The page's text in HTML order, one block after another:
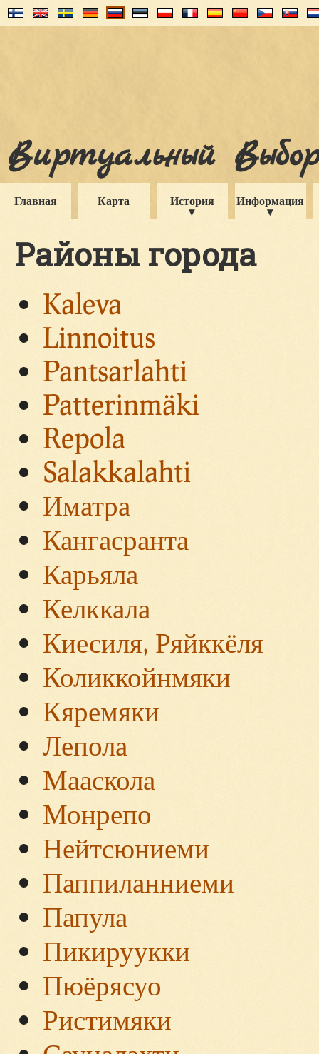
Виртуальный
Главная Карта История Информация
Районы города
Kaleva
Linnoitus
Pantsarlahti
Patterinmäki
Repola
Salakkalahti
Иматра
Кангасранта
Карьяла
Келккала
Киесиля, Ряйккёля
Коликкойнмяки
Кяремяки
Лепола
Мааскола
Монрепо
Нейтсюниеми
Паппиланниеми
Папула
Пикируукки
Пюёрясуо
Ристимяки